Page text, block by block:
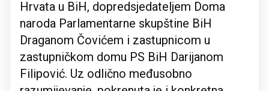
Hrvata u BiH, dopredsjedateljem Doma
naroda Parlamentarne skupštine BiH
Draganom Čovićem i zastupnicom u
zastupničkom domu PS BiH Darijanom
Filipović. Uz odlično međusobno